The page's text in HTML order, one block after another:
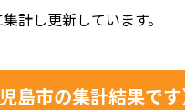
計し更新しています。
島市の集計結果で